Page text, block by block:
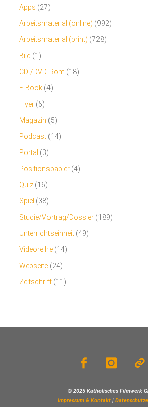
Apps (27)
Arbeitsmaterial (online) (992)
Arbeitsmaterial (print) (728)
Bild (1)
CD-/DVD-Rom (18)
E-Book (4)
Flyer (6)
Magazin (5)
Podcast (14)
Portal (3)
Positionspapier (4)
Quiz (16)
Spiel (38)
Studie/Vortrag/Dossier (189)
Unterrichtseinheit (49)
Videoreihe (14)
Webseite (24)
Zeitschrift (11)
© 2025 Katholisches Filmwerk
Impressum & Kontakt|